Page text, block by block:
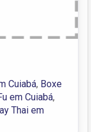
Cuiabá, Boxe
em Cuiabá,
Thai em